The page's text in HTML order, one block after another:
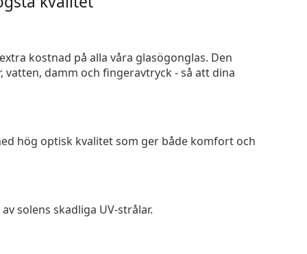
kostnad på alla våra glasögonglas. Den
damm och fingeravtryck - så att dina
hög optisk kvalitet som ger både komfort och
solens skadliga UV-strålar.